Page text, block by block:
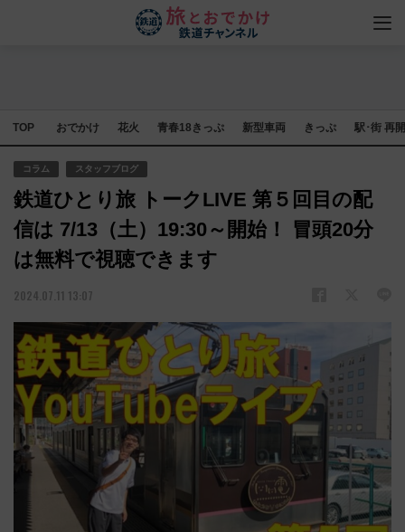
TOP おでかけ 花火 青春18きっぷ 新型車両 きっぷ 駅･街 再
コラム スタッフブログ
鉄道ひとり旅 トークLIVE 第５回目の配
信は 7/13（土）19:30～開始！ 冒頭20分
は無料で視聴できます
2024.07.11 13:07